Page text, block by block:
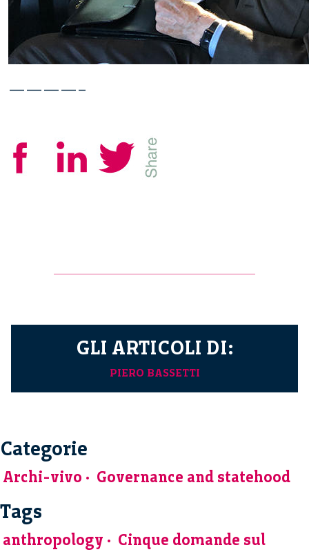
————–
GLI ARTICOLI DI:
PIERO BASSETTI
Categorie
Archi-vivo Governance and statehood
Tags
anthropology
Cinque domande sul